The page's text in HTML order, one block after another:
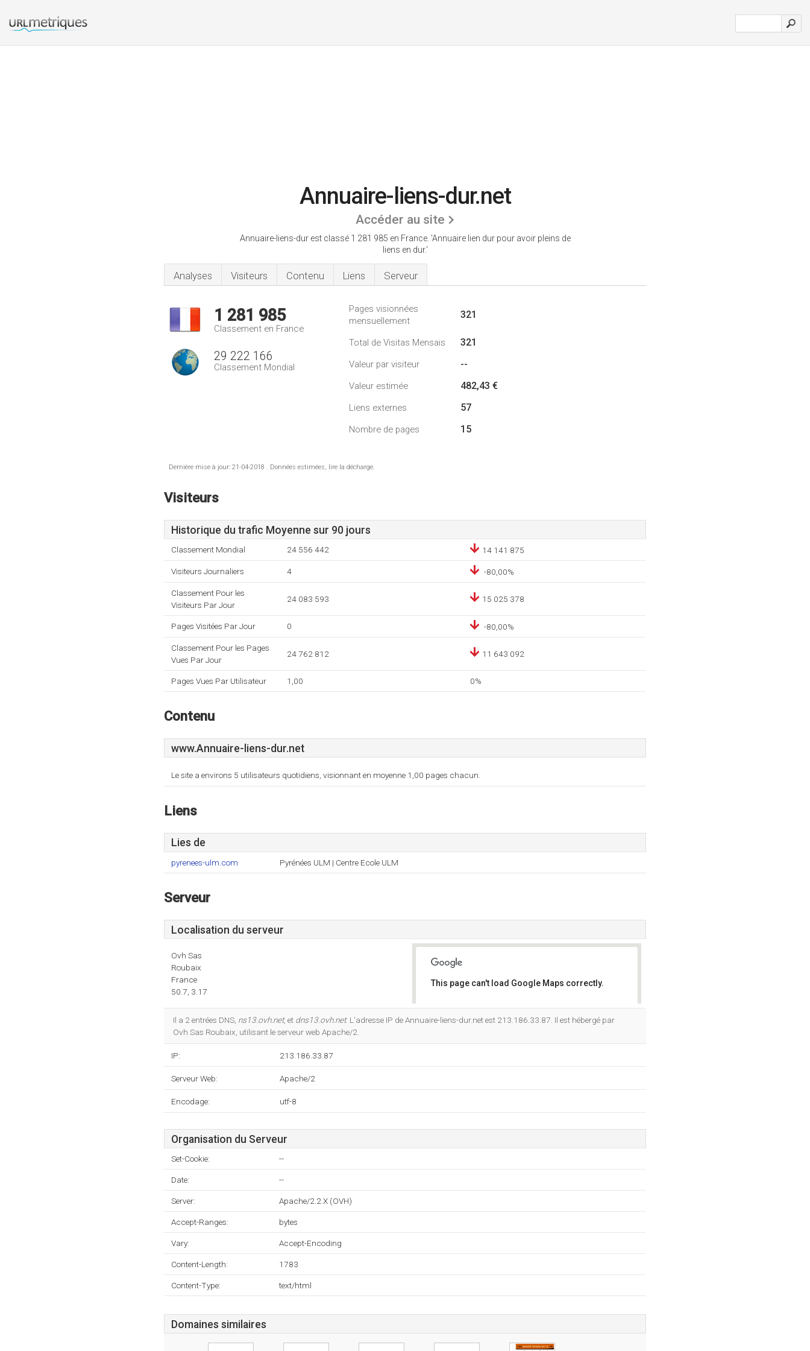
Annuaire-liens-dur.net
Accéder au site
Annuaire-liens-dur est classé 1 281 985 en France. 'Annuaire lien dur pour avoir pleins de
liens en dur.'
Analyses Visiteurs Contenu Liens Serveur
1 281 985
Classement en France
29 222 166
Classement Mondial
Pages visionnées
mensuellement
321
Total de Visitas Mensais 321
Valeur par visiteur --
Valeur estimée 482,43 €
Liens externes 57
Nombre de pages 15
Dernière mise à jour: 21-04-2018 . Données estimées, lire la décharge.
Visiteurs
Historique du trafic Moyenne sur 90 jours
Classement Mondial 24 556 442 14 141 875
Visiteurs Journaliers 4 -80,00%
Classement Pour les
Visiteurs Par Jour
24 083 593 15 025 378
Pages Visitées Par Jour 0 -80,00%
Classement Pour les Pages
Vues Par Jour
24 762 812 11 643 092
Pages Vues Par Utilisateur 1,00 0%
Contenu
www.Annuaire-liens-dur.net
Le site a environs 5 utilisateurs quotidiens, visionnant en moyenne 1,00 pages chacun.
Liens
Lies de
pyrenees-ulm.com Pyrénées ULM | Centre Ecole ULM
Serveur
Localisation du serveur
Ovh Sas
Roubaix
France
50.7, 3.17
This page can't load Google Maps correctly.
Il a 2 entrées DNS, ns13.ovh.net, et dns13.ovh.net. L'adresse IP de Annuaire-liens-dur.net est 213.186.33.87. Il est hébergé par
Ovh Sas Roubaix, utilisant le serveur web Apache/2.
IP: 213.186.33.87
Serveur Web: Apache/2
Encodage: utf-8
Organisation du Serveur
Set-Cookie: --
Date: --
Server: Apache/2.2.X (OVH)
Accept-Ranges: bytes
Vary: Accept-Encoding
Content-Length: 1783
Content-Type: text/html
Domaines similaires